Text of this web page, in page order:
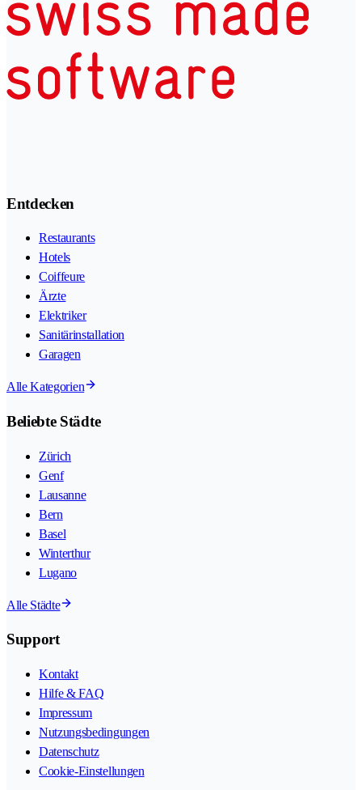
Entdecken
Restaurants
Hotels
Coiffeure
Ärzte
Elektriker
Sanitärinstallation
Garagen
Alle Kategorien
Beliebte Städte
Zürich
Genf
Lausanne
Bern
Basel
Winterthur
Lugano
Alle Städte
Support
Kontakt
Hilfe & FAQ
Impressum
Nutzungsbedingungen
Datenschutz
Cookie-Einstellungen